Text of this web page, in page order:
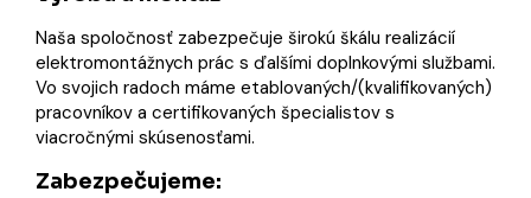
Naša spoločnosť zabezpečuje širokú škálu realizácií
elektromontážnych prác s ďalšími doplnkovými službami.
Vo svojich radoch máme etablovaných/(kvalifikovaných)
pracovníkov a certifikovaných špecialistov s
viacročnými skúsenosťami.
Zabezpečujeme: